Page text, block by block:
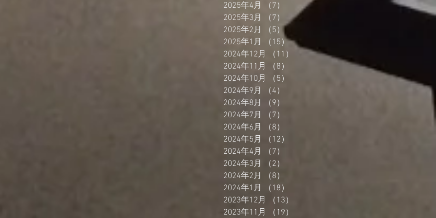
2025年4月 （7）
7件の記事
2025年3月
（7）
7件の記事
2025年2月
（5） 5件の記事
2025年1月
（15）15件の記事
2024年12月
（11）
11件の記事
2024年11月
（8）
2024年10月
（5）
2024年9月
（4）
2024年8月
（9）
2024年7月
（7）
2024年6月
（8）
2024年5月
（12）
2024年4月
（7）
2024年3月
（2）
2024年2月
（8）
2024年1月
（18）
2023年12月
（13）
2023年11月
（19）